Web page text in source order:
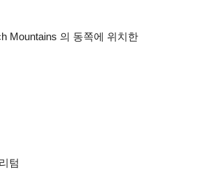
Mountains 의 동쪽에 위치한
텀